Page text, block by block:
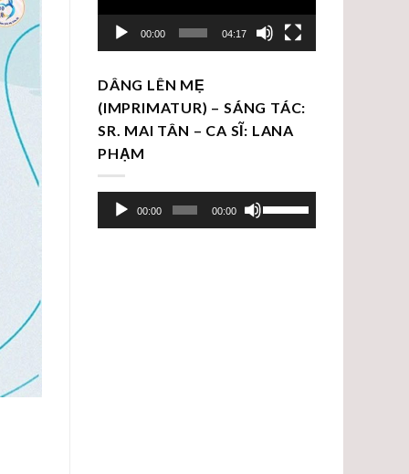
00:00 04:17
DÂNG LÊN MẸ
(IMPRIMATUR) – SÁNG TÁC:
SR. MAI TÂN – CA SĨ: LANA
PHẠM
Trình
chơi
00:00 00:00
dụng